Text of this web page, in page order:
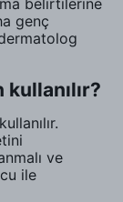
belirtilerine
genç
ve
ile